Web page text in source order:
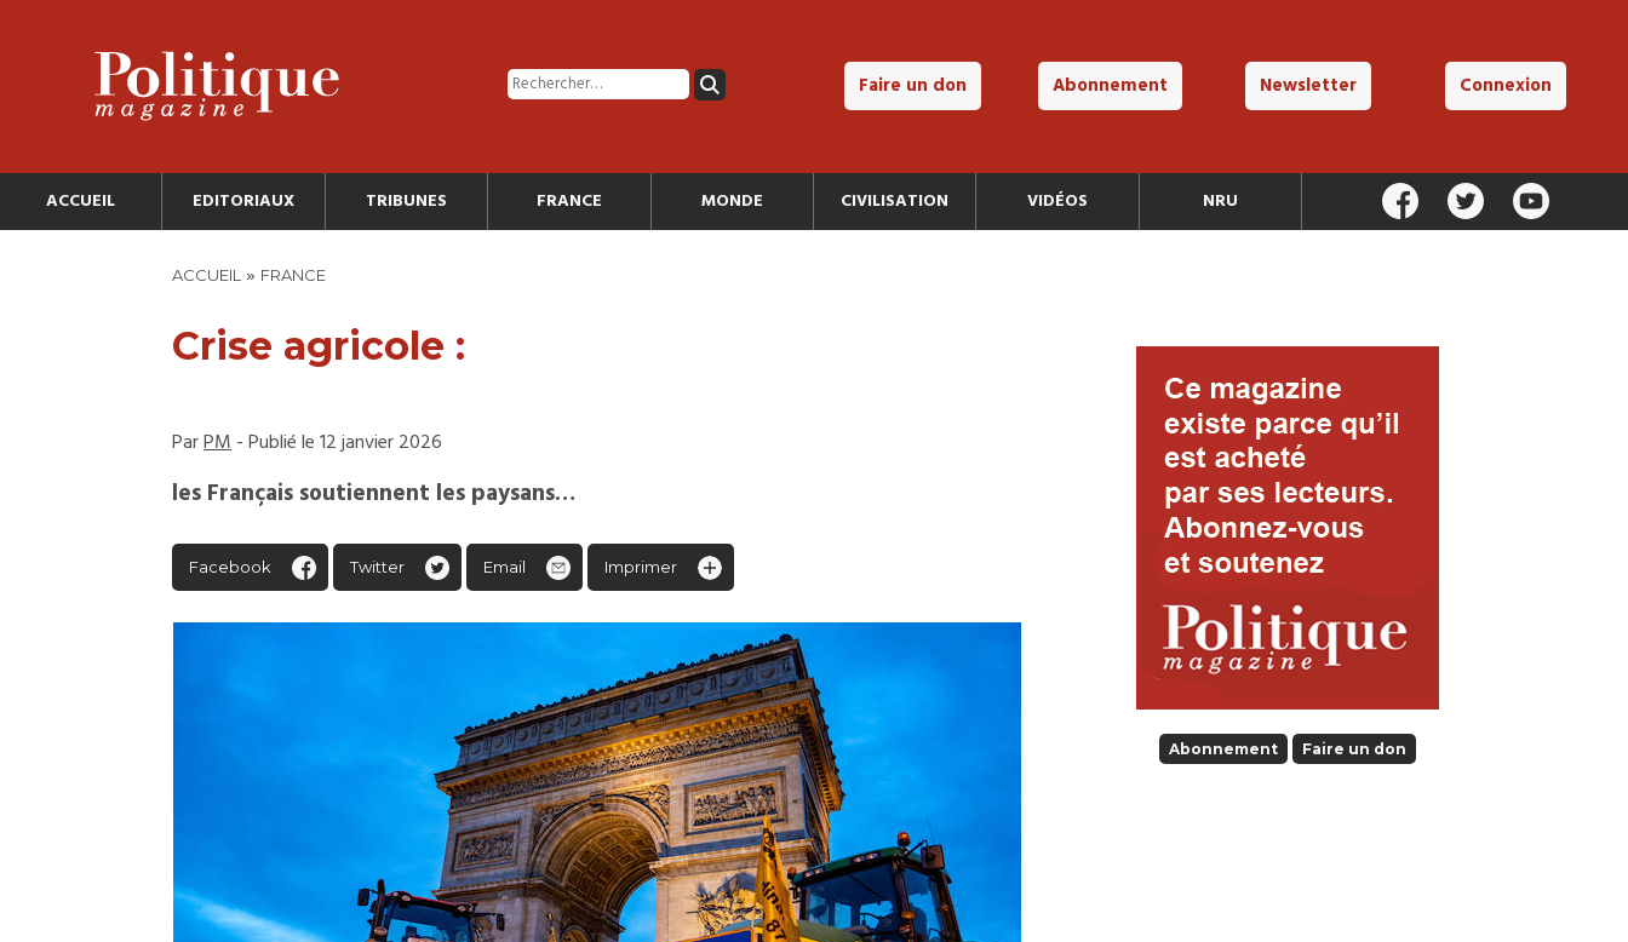
Faire un don Abonnement Newsletter Connexion
ACCUEIL EDITORIAUX TRIBUNES FRANCE MONDE CIVILISATION VIDÉOS NRU
ACCUEIL » FRANCE
Crise agricole :
ParPM- Publié le 12 janvier 2026
les Français soutiennent les paysans…
Facebook Twitter Email Imprimer
Abonnement Faire un don